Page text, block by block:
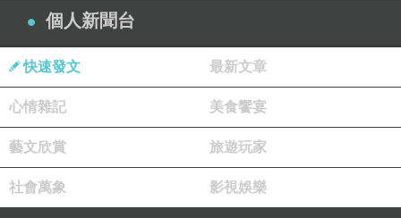
【體癬】的症狀，起初類似濕疹，為紅色小丘疹或小紅斑
形
個人新聞台
快速發文 最新文章
心情雜記 美食饗宴
藝文欣賞 旅遊玩家
社會萬象 影視娛樂